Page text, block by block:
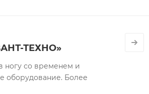
ТЕХНО»
ногу со временем и
оборудование. Более